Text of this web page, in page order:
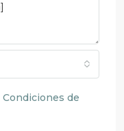
Condiciones de